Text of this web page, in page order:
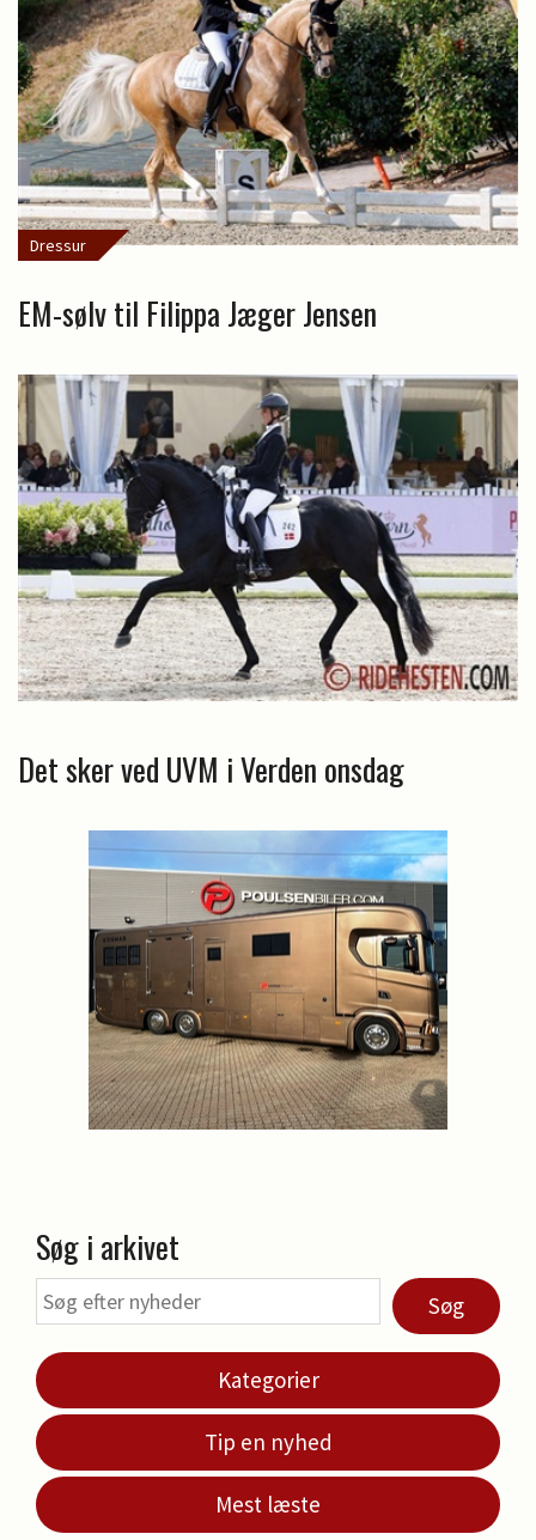
Dressur
EM-sølv til Filippa Jæger Jensen
Det sker ved UVM i Verden onsdag
Søg i arkivet
Søg
Kategorier
Tip en nyhed
Mest læste